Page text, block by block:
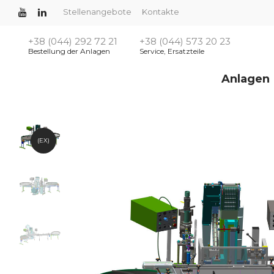
Stellenangebote Kontakte
+38 (044) 292 72 21
Bestellung der Anlagen
+38 (044) 573 20 23
Service, Ersatzteile
Anlagen
(EX)